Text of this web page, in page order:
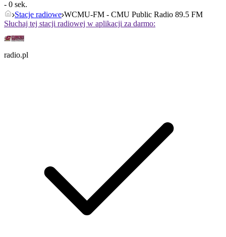
- 0 sek.
Stacje radiowe WCMU-FM - CMU Public Radio 89.5 FM
Słuchaj tej stacji radiowej w aplikacji za darmo:
radio.pl